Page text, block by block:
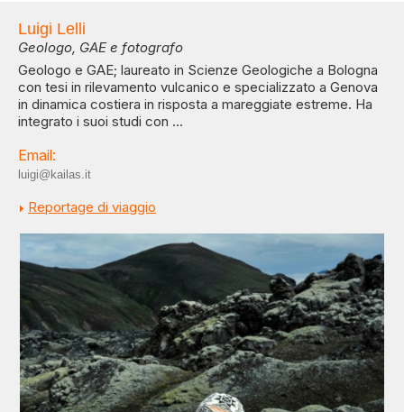
Luigi Lelli
Geologo, GAE e fotografo
Geologo e GAE; laureato in Scienze Geologiche a Bologna
con tesi in rilevamento vulcanico e specializzato a Genova
in dinamica costiera in risposta a mareggiate estreme. Ha
integrato i suoi studi con ...
Email:
luigi@kailas.it
Reportage di viaggio